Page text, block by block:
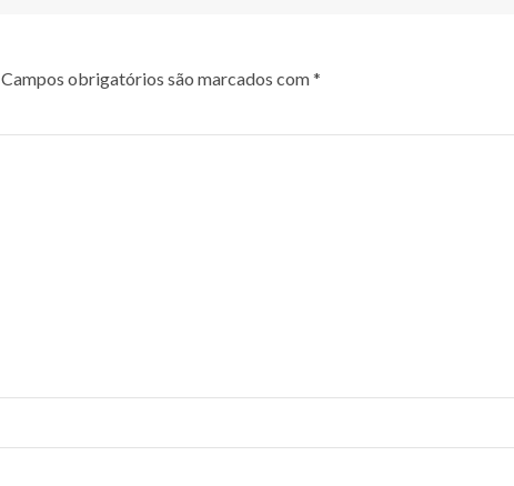
Campos obrigatórios são marcados com*